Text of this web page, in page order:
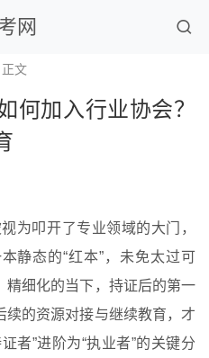
网
文
何加入行业协会？
为叩开了专业领域的大门，
静态的“红本”，未免太过可
精细化的当下，持证后的第一
的资源对接与继续教育，才
者”进阶为“执业者”的关键分